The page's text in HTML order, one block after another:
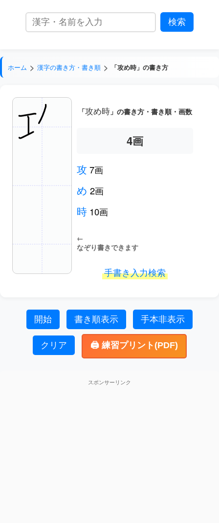
ホーム 漢字の書き方・書き順 「攻め時」の書き方
「攻め時」の書き方・書き順・画数
5画
攻 7画
め 2画
時 10画
←
なぞり書きできます
手書き入力検索
開始 書き順表示 手本非表示
クリア 🖨️ 練習プリント(PDF)
スポンサーリンク